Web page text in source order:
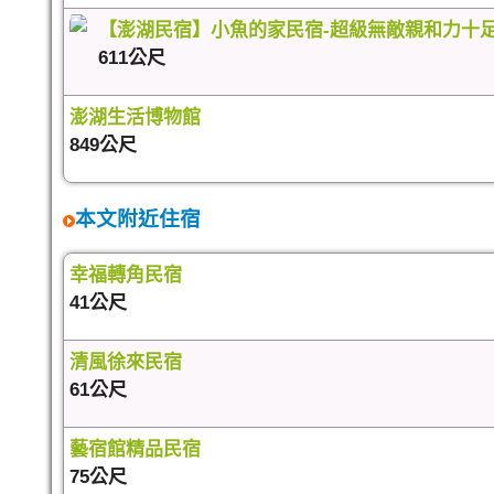
【澎湖民宿】小魚的家民宿-超級無敵親和力十
611公尺
澎湖生活博物館
849公尺
本文附近住宿
幸福轉角民宿
41公尺
清風徐來民宿
61公尺
藝宿館精品民宿
75公尺